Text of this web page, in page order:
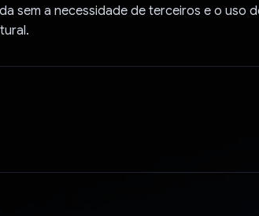
sem a necessidade de terceiros e o uso